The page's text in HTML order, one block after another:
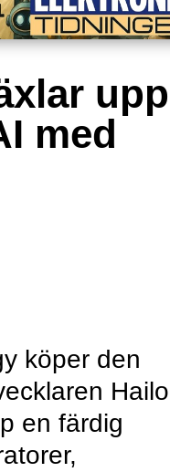
upp
med
köper den
en färdig